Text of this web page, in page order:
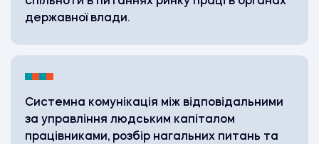
державної влади.
Системна комунікація між відповідальними
за управління людським капіталом
працівниками, розбір нагальних питань та